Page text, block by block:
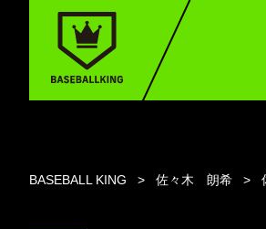
BASEBALL KING 佐々木 朗希